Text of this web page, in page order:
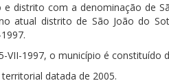
distrito com a denominação de
atual distrito de São João do
VII-1997, o município é constituído
datada de 2005.